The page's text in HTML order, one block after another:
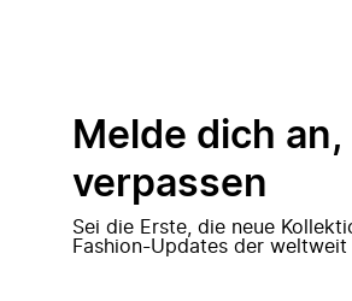
Melde dich
verpassen
Sei die Erste, die neue
Fashion-Updates der